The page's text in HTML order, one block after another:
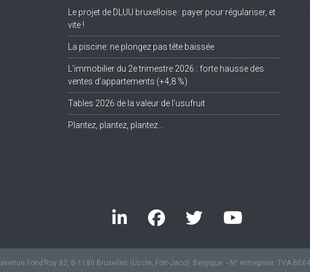
Le projet de DLUU bruxelloise : payer pour régulariser, et
vite !
La piscine: ne plongez pas tête baissée
L’immobilier du 2e trimestre 2026 : forte hausse des
ventes d’appartements (+4,8 %)
Tables 2026 de la valeur de l’usufruit
Plantez, plantez, plantez…
avenue Fond’Roy 82, B-1180 Bruxelles (Uccle, Fort-Jaco), Belgique. - N° entreprise: TVA